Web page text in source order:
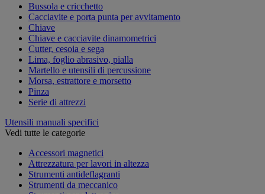
Bussola e cricchetto
Cacciavite e porta punta per avvitamento
Chiave
Chiave e cacciavite dinamometrici
Cutter, cesoia e sega
Lima, foglio abrasivo, pialla
Martello e utensili di percussione
Morsa, estrattore e morsetto
Pinza
Serie di attrezzi
Utensili manuali specifici
Vedi tutte le categorie
Accessori magnetici
Attrezzatura per lavori in altezza
Strumenti antideflagranti
Strumenti da meccanico